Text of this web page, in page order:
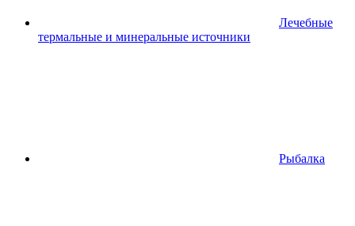
Лечебные
термальные и минеральные источники
Рыбалка